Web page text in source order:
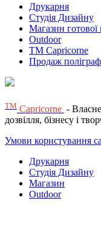
Друкарня
Студія Дизайну
Магазин готової
Outdoor
TM Capricorne
Продаж
ТМ Capricorne -
дозвілля, бізнесу і
Умови користування
Друкарня
Студія Дизайну
Магазин
Outdoor